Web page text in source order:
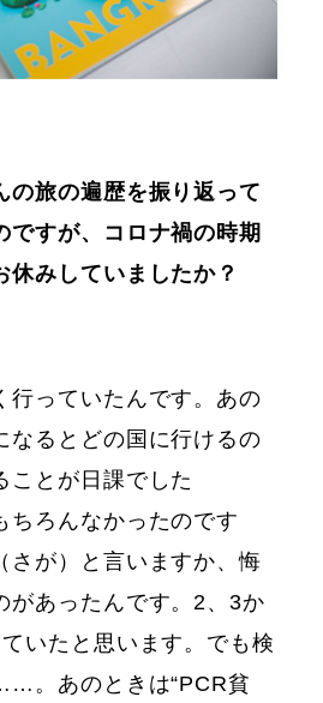
の旅の遍歴を振り返って
ですが、コロナ禍の時期
休みしていましたか？
行っていたんです。あの
なるとどの国に行けるの
ことが日課でした
ちろんなかったのです
さが）と言いますか、悔
があったんです。2、3か
いたと思います。でも検
。あのときは“PCR貧